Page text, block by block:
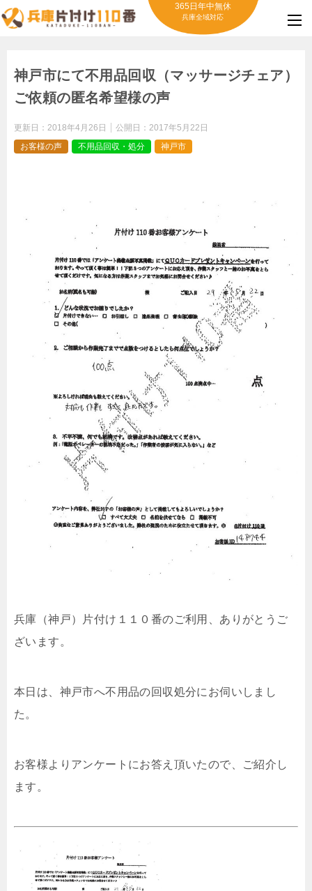
365日年中無休
兵庫全域対応
神戸市にて不用品回収（マッサージチェア）
ご依頼の匿名希望様の声
更新日： 2018年4月26日 公開日： 2017年5月22日
お客様の声
不用品回収・処分 神戸市
兵庫（神戸）片付け１１０番のご利用、ありがとうご
ざいます。
本日は、神戸市へ不用品の回収処分にお伺いしまし
た。
お客様よりアンケートにお答え頂いたので、ご紹介し
ます。